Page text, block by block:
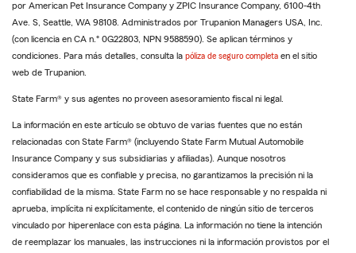
por American Pet Insurance Company y ZPIC Insurance Company, 6100-4th
Ave. S, Seattle, WA 98108. Administrados por Trupanion Managers USA, Inc.
(con licencia en CA n.° 0G22803, NPN 9588590). Se aplican términos y
condiciones. Para más detalles, consulta la póliza de seguro completa en el sitio
web de Trupanion.
State Farm® y sus agentes no proveen asesoramiento fiscal ni legal.
La información en este artículo se obtuvo de varias fuentes que no están
relacionadas con State Farm® (incluyendo State Farm Mutual Automobile
Insurance Company y sus subsidiarias y afiliadas). Aunque nosotros
consideramos que es confiable y precisa, no garantizamos la precisión ni la
confiabilidad de la misma. State Farm no se hace responsable y no respalda ni
aprueba, implícita ni explícitamente, el contenido de ningún sitio de terceros
vinculado por hiperenlace con esta página. La información no tiene la intención
de reemplazar los manuales, las instrucciones ni la información provistos por el